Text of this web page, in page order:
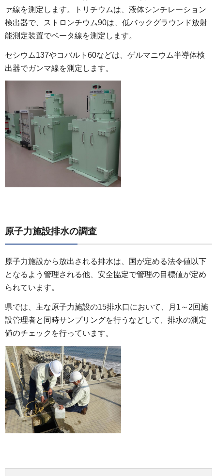
ァ線を測定します。トリチウムは、液体シンチレーション
検出器で、ストロンチウム90は、低バックグラウンド放射
能測定装置でベータ線を測定します。
セシウム137やコバルト60などは、ゲルマニウム半導体検
出器でガンマ線を測定します。
原子力施設排水の調査
原子力施設から放出される排水は、国が定める法令値以下
となるよう管理される他、安全協定で管理の目標値が定め
られています。
県では、主な原子力施設の15排水口において、月1～2回施
設管理者と同時サンプリングを行うなどして、排水の測定
値のチェックを行っています。